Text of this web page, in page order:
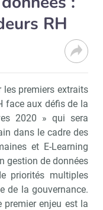
RH
les premiers extraits
face aux défis de la
2020 » qui sera
dans le cadre des
et E-Learning
gestion de données
priorités multiples
de la gouvernance.
premier enjeu est la